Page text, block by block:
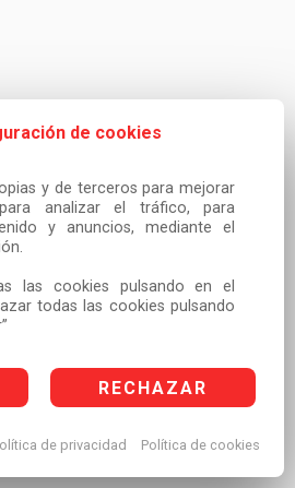
de cookies
y de terceros para mejorar
analizar el tráfico, para
y anuncios, mediante el
las cookies pulsando en el
todas las cookies pulsando
RECHAZAR
de privacidad Política de cookies